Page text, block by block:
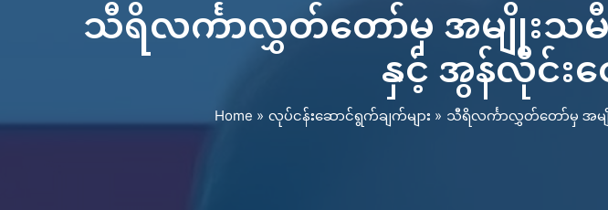
သီရိလင်္ကာလွှတ်တော်မှ အမျိုးသ
နှင့် အွန်လိုင်း
Home လုပ်ငန်းဆောင်ရွက်ချက်များ သီရိလင်္ကာလွှတ်တော်မှ အမ